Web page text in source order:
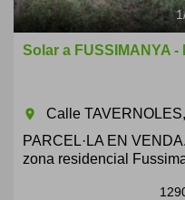
1
Solar a FUSSIMANYA -
room
Calle
PARCEL·LA EN
zona residencial